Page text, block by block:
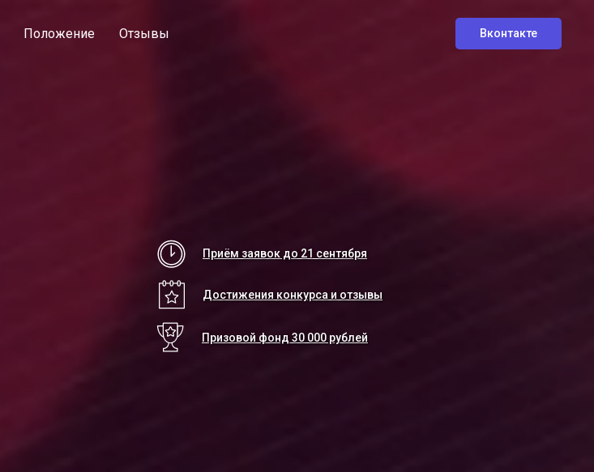
Положение Отзывы Вконтакте
Достижения конкурса и отзывы
Приём заявок до 21 сентября
Призовой фонд 30 000 рублей